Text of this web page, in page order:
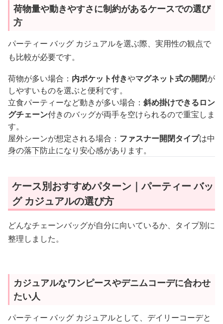
荷物量や動きやすさに制約があるケースでの選び
方
パーティー バッグ カジュアルを選ぶ際、実用性の観点で
も比較が必要です。
荷物が多い場合： 内ポケット付きやマグネット式の開閉が
しやすいものを選ぶと便利です。
立食パーティーなど動きが多い場合： 斜め掛けできるロン
グチェーン付きのバッグが両手を空けられるので重宝しま
す。
屋外シーンが想定される場合： ファスナー開閉タイプは中
身の落下防止になり安心感があります。
ケース別おすすめパターン｜パーティー バッ
グ カジュアルの選び方
どんなチェーンバッグが自分に向いているか、タイプ別に
整理しました。
カジュアルなワンピースやデニムコーデに合わせ
たい人
パーティー バッグ カジュアルとして、デイリーコーデと